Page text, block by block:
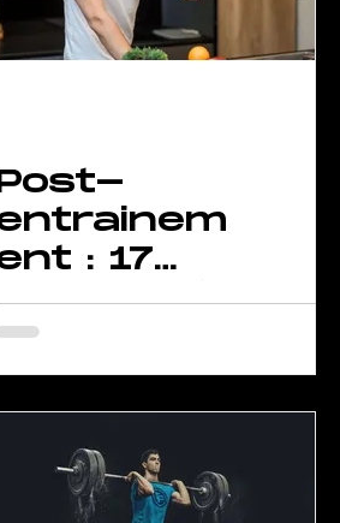
: 17
à